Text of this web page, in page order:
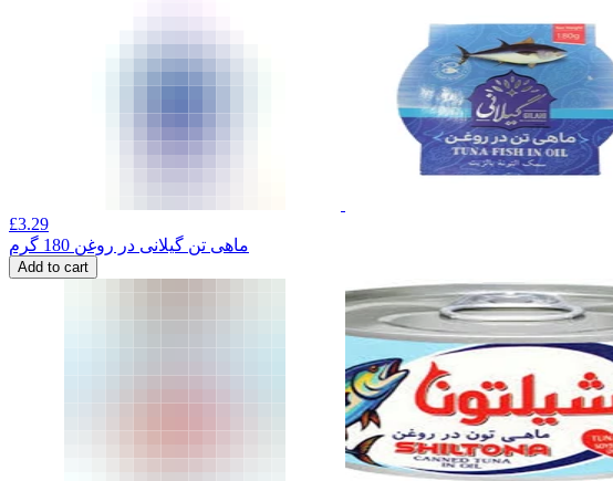
£3.29
ماهی تن گیلانی در روغن 180 گرم
Add to cart